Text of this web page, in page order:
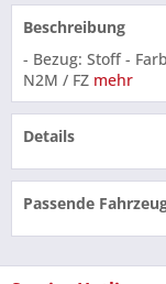
Beschreibung
- Bezug: Stoff -
N2M / FZ mehr
Details
Passende